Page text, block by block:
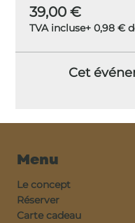
39,00 €
TVA incluse+ 0,98 €
Cet
Menu
Le concept
Réserver
Carte cadeau